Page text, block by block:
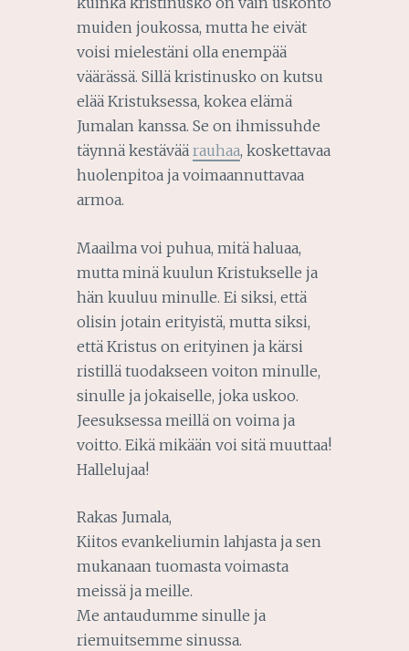
muiden joukossa, mutta he eivät
voisi mielestäni olla enempää
väärässä. Sillä kristinusko on kutsu
elää Kristuksessa, kokea elämä
Jumalan kanssa. Se on ihmissuhde
täynnä kestävää rauhaa, koskettavaa
huolenpitoa ja voimaannuttavaa
armoa.
Maailma voi puhua, mitä haluaa,
mutta minä kuulun Kristukselle ja
hän kuuluu minulle. Ei siksi, että
olisin jotain erityistä, mutta siksi,
että Kristus on erityinen ja kärsi
ristillä tuodakseen voiton minulle,
sinulle ja jokaiselle, joka uskoo.
Jeesuksessa meillä on voima ja
voitto. Eikä mikään voi sitä muuttaa!
Hallelujaa!
Rakas Jumala,
Kiitos evankeliumin lahjasta ja sen
mukanaan tuomasta voimasta
meissä ja meille.
Me antaudumme sinulle ja
riemuitsemme sinussa.